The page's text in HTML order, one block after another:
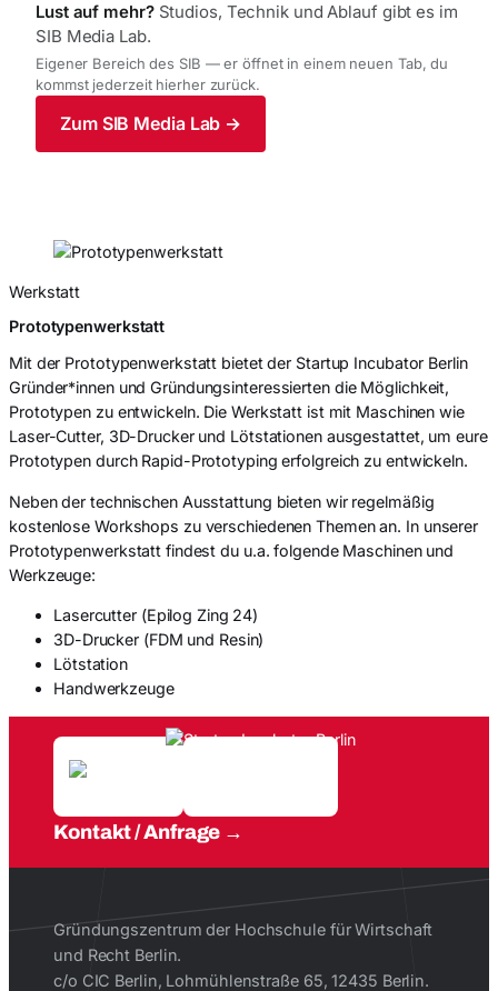
Lust auf mehr?Studios, Technik und Ablauf gibt es im
SIB Media Lab.
Eigener Bereich des SIB — er öffnet in einem neuen Tab, du
kommst jederzeit hierher zurück.
Zum SIB Media Lab →
Werkstatt
Prototypenwerkstatt
Mit der Prototypenwerkstatt bietet der Startup Incubator Berlin
Gründer*innen und Gründungsinteressierten die Möglichkeit,
Prototypen zu entwickeln. Die Werkstatt ist mit Maschinen wie
Laser-Cutter, 3D-Drucker und Lötstationen ausgestattet, um eure
Prototypen durch Rapid-Prototyping erfolgreich zu entwickeln.
Neben der technischen Ausstattung bieten wir regelmäßig
kostenlose Workshops zu verschiedenen Themen an. In unserer
Prototypenwerkstatt findest du u.a. folgende Maschinen und
Werkzeuge:
Lasercutter (Epilog Zing 24)
3D-Drucker (FDM und Resin)
Lötstation
Handwerkzeuge
Kontakt / Anfrage
Gründungszentrum der Hochschule für Wirtschaft
und Recht Berlin.
c/o CIC Berlin, Lohmühlenstraße 65, 12435 Berlin.